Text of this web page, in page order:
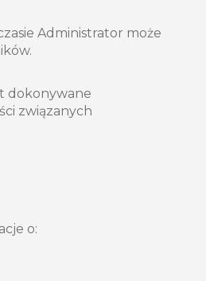
Administrator może
dokonywane
związanych
o: